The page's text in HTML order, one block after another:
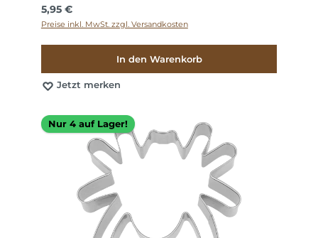
Regulärer Preis:
5,95 €
Preise inkl. MwSt. zzgl. Versandkosten
In den Warenkorb
Jetzt merken
Nur 4 auf Lager!